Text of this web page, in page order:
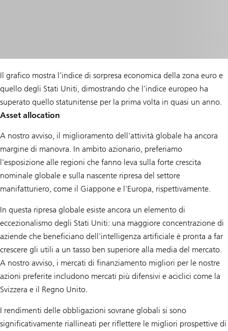
Il grafico mostra l’indice di sorpresa economica della zona euro e
quello degli Stati Uniti, dimostrando che l’indice europeo ha
superato quello statunitense per la prima volta in quasi un anno.
Asset allocation
A nostro avviso, il miglioramento dell'attività globale ha ancora
margine di manovra. In ambito azionario, preferiamo
l'esposizione alle regioni che fanno leva sulla forte crescita
nominale globale e sulla nascente ripresa del settore
manifatturiero, come il Giappone e l'Europa, rispettivamente.
In questa ripresa globale esiste ancora un elemento di
eccezionalismo degli Stati Uniti: una maggiore concentrazione di
aziende che beneficiano dell'intelligenza artificiale è pronta a far
crescere gli utili a un tasso ben superiore alla media del mercato.
A nostro avviso, i mercati di finanziamento migliori per le nostre
azioni preferite includono mercati più difensivi e aciclici come la
Svizzera e il Regno Unito.
I rendimenti delle obbligazioni sovrane globali si sono
significativamente riallineati per riflettere le migliori prospettive di